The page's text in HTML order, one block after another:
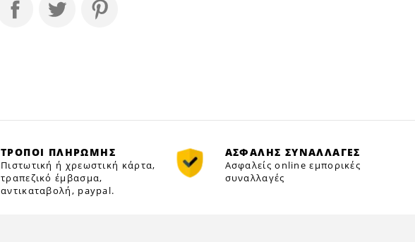
ΤΡΟΠΟΙ ΠΛΗΡΩΜΗΣ
Πιστωτική ή χρεωστική κάρτα,
τραπεζικό έμβασμα,
αντικαταβολή, paypal.
ΑΣΦΑΛΗΣ ΣΥΝΑΛΛΑΓΕΣ
Ασφαλείς online εμπορικές
συναλλαγές